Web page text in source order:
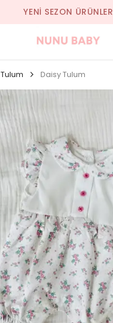
YENI SEZON ÜRÜNLER
Tulum Daisy Tulum